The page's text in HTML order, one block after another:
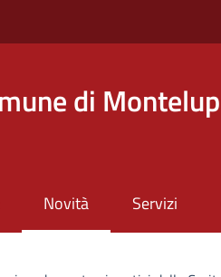
di
Novità Servizi